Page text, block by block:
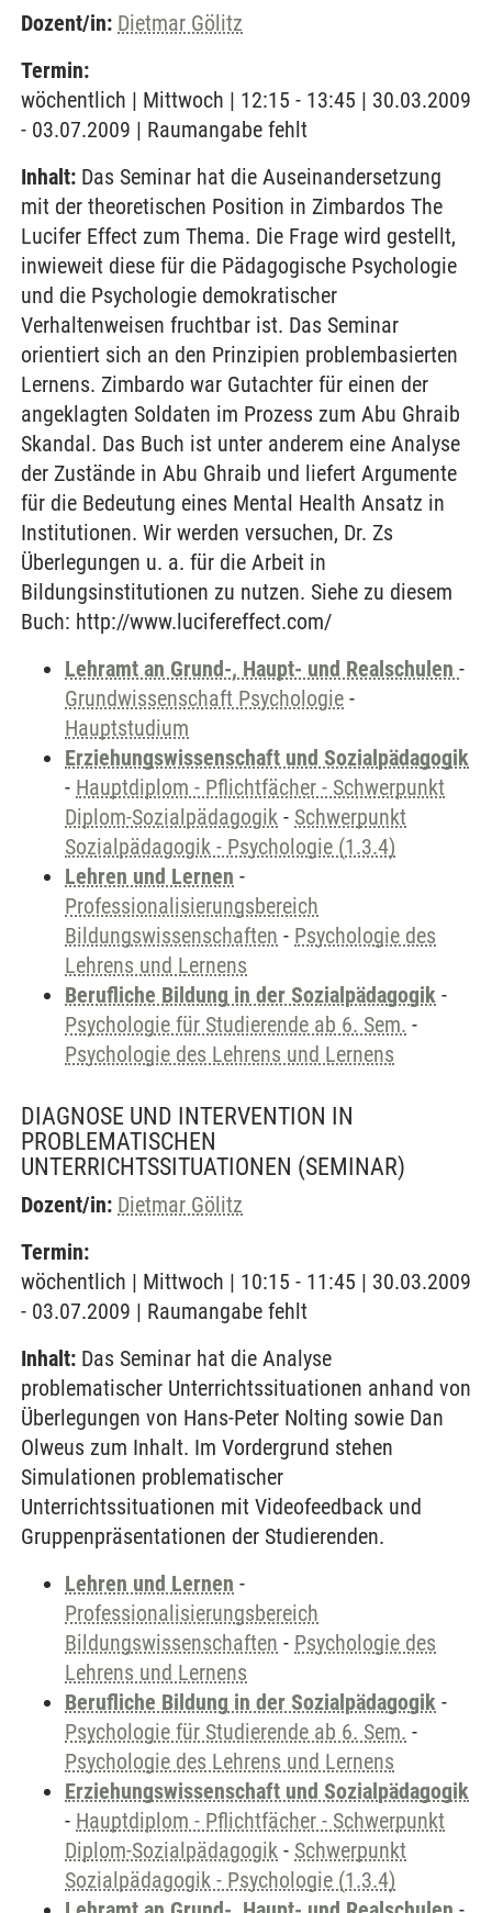
Dozent/in: Dietmar Gölitz
Termin:
wöchentlich | Mittwoch | 12:15 - 13:45 | 30.03.2009
- 03.07.2009 | Raumangabe fehlt
Inhalt: Das Seminar hat die Auseinandersetzung
mit der theoretischen Position in Zimbardos The
Lucifer Effect zum Thema. Die Frage wird gestellt,
inwieweit diese für die Pädagogische Psychologie
und die Psychologie demokratischer
Verhaltenweisen fruchtbar ist. Das Seminar
orientiert sich an den Prinzipien problembasierten
Lernens. Zimbardo war Gutachter für einen der
angeklagten Soldaten im Prozess zum Abu Ghraib
Skandal. Das Buch ist unter anderem eine Analyse
der Zustände in Abu Ghraib und liefert Argumente
für die Bedeutung eines Mental Health Ansatz in
Institutionen. Wir werden versuchen, Dr. Zs
Überlegungen u. a. für die Arbeit in
Bildungsinstitutionen zu nutzen. Siehe zu diesem
Buch: http://www.lucifereffect.com/
Lehramt an Grund-, Haupt- und Realschulen -
Grundwissenschaft Psychologie -
Hauptstudium
Erziehungswissenschaft und Sozialpädagogik
- Hauptdiplom - Pflichtfächer - Schwerpunkt
Diplom-Sozialpädagogik - Schwerpunkt
Sozialpädagogik - Psychologie (1.3.4)
Lehren und Lernen -
Professionalisierungsbereich
Bildungswissenschaften - Psychologie des
Lehrens und Lernens
Berufliche Bildung in der Sozialpädagogik -
Psychologie für Studierende ab 6. Sem. -
Psychologie des Lehrens und Lernens
DIAGNOSE UND INTERVENTION IN
PROBLEMATISCHEN
UNTERRICHTSSITUATIONEN (SEMINAR)
Dozent/in: Dietmar Gölitz
Termin:
wöchentlich | Mittwoch | 10:15 - 11:45 | 30.03.2009
- 03.07.2009 | Raumangabe fehlt
Inhalt: Das Seminar hat die Analyse
problematischer Unterrichtssituationen anhand von
Überlegungen von Hans-Peter Nolting sowie Dan
Olweus zum Inhalt. Im Vordergrund stehen
Simulationen problematischer
Unterrichtssituationen mit Videofeedback und
Gruppenpräsentationen der Studierenden.
Lehren und Lernen -
Professionalisierungsbereich
Bildungswissenschaften - Psychologie des
Lehrens und Lernens
Berufliche Bildung in der Sozialpädagogik -
Psychologie für Studierende ab 6. Sem. -
Psychologie des Lehrens und Lernens
Erziehungswissenschaft und Sozialpädagogik
- Hauptdiplom - Pflichtfächer - Schwerpunkt
Diplom-Sozialpädagogik - Schwerpunkt
Sozialpädagogik - Psychologie (1.3.4)